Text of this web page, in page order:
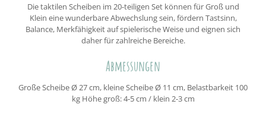
Die taktilen Scheiben im 20-teiligen Set können für Groß und
Klein eine wunderbare Abwechslung sein, fördern Tastsinn,
Balance, Merkfähigkeit auf spielerische Weise und eignen sich
daher für zahlreiche Bereiche.
Abmessungen
Große Scheibe Ø 27 cm, kleine Scheibe Ø 11 cm, Belastbarkeit 100
kg Höhe groß: 4-5 cm / klein 2-3 cm